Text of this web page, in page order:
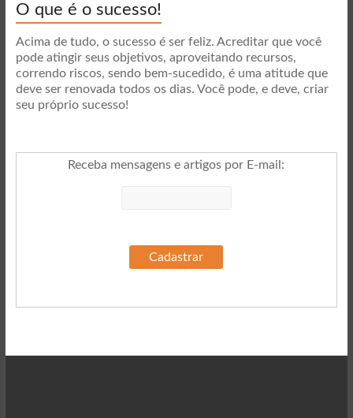
O que é o sucesso!
Acima de tudo, o sucesso é ser feliz. Acreditar que você
pode atingir seus objetivos, aproveitando recursos,
correndo riscos, sendo bem-sucedido, é uma atitude que
deve ser renovada todos os dias. Você pode, e deve, criar
seu próprio sucesso!
Receba mensagens e artigos por E-mail :